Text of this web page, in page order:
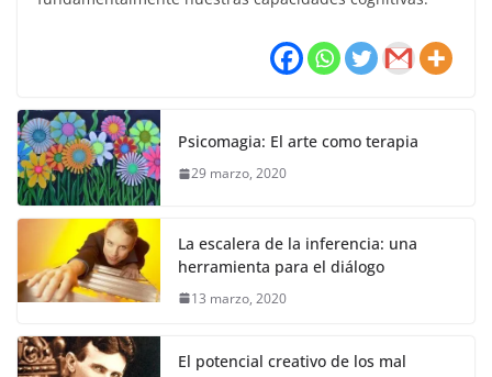
Psicomagia: El arte como terapia
29 marzo, 2020
La escalera de la inferencia: una
herramienta para el diálogo
13 marzo, 2020
El potencial creativo de los mal